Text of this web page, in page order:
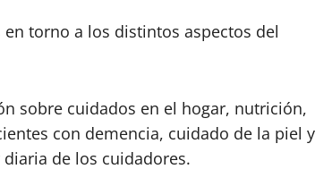
torno a los distintos aspectos del
sobre cuidados en el hogar, nutrición,
con demencia, cuidado de la piel y
de los cuidadores.